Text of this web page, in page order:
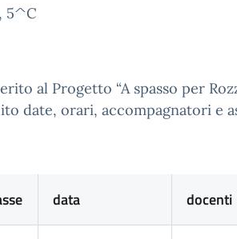
5^C
al Progetto “A spasso per
date, orari, accompagnatori e
data docenti